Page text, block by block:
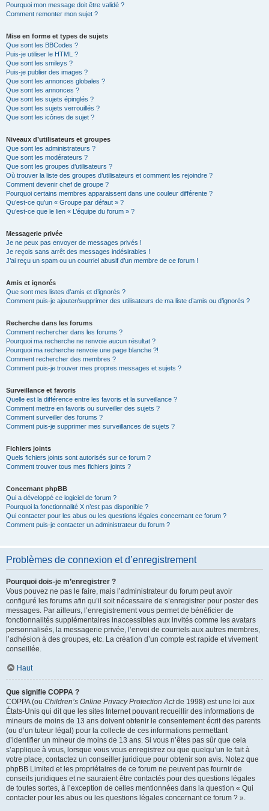
Pourquoi mon message doit être validé ?
Comment remonter mon sujet ?
Mise en forme et types de sujets
Que sont les BBCodes ?
Puis-je utiliser le HTML ?
Que sont les smileys ?
Puis-je publier des images ?
Que sont les annonces globales ?
Que sont les annonces ?
Que sont les sujets épinglés ?
Que sont les sujets verrouillés ?
Que sont les icônes de sujet ?
Niveaux d’utilisateurs et groupes
Que sont les administrateurs ?
Que sont les modérateurs ?
Que sont les groupes d’utilisateurs ?
Où trouver la liste des groupes d’utilisateurs et comment les rejoindre ?
Comment devenir chef de groupe ?
Pourquoi certains membres apparaissent dans une couleur différente ?
Qu’est-ce qu’un « Groupe par défaut » ?
Qu’est-ce que le lien « L’équipe du forum » ?
Messagerie privée
Je ne peux pas envoyer de messages privés !
Je reçois sans arrêt des messages indésirables !
J’ai reçu un spam ou un courriel abusif d’un membre de ce forum !
Amis et ignorés
Que sont mes listes d’amis et d’ignorés ?
Comment puis-je ajouter/supprimer des utilisateurs de ma liste d’amis ou d’ignorés ?
Recherche dans les forums
Comment rechercher dans les forums ?
Pourquoi ma recherche ne renvoie aucun résultat ?
Pourquoi ma recherche renvoie une page blanche ?!
Comment rechercher des membres ?
Comment puis-je trouver mes propres messages et sujets ?
Surveillance et favoris
Quelle est la différence entre les favoris et la surveillance ?
Comment mettre en favoris ou surveiller des sujets ?
Comment surveiller des forums ?
Comment puis-je supprimer mes surveillances de sujets ?
Fichiers joints
Quels fichiers joints sont autorisés sur ce forum ?
Comment trouver tous mes fichiers joints ?
Concernant phpBB
Qui a développé ce logiciel de forum ?
Pourquoi la fonctionnalité X n’est pas disponible ?
Qui contacter pour les abus ou les questions légales concernant ce forum ?
Comment puis-je contacter un administrateur du forum ?
Problèmes de connexion et d’enregistrement
Pourquoi dois-je m’enregistrer ?
Vous pouvez ne pas le faire, mais l’administrateur du forum peut avoir
configuré les forums afin qu’il soit nécessaire de s’enregistrer pour poster des
messages. Par ailleurs, l’enregistrement vous permet de bénéficier de
fonctionnalités supplémentaires inaccessibles aux invités comme les avatars
personnalisés, la messagerie privée, l’envoi de courriels aux autres membres,
l’adhésion à des groupes, etc. La création d’un compte est rapide et vivement
conseillée.
Haut
Que signifie COPPA ?
COPPA (ou Children’s Online Privacy Protection Actde 1998) est une loi aux
États-Unis qui dit que les sites Internet pouvant recueillir des informations de
mineurs de moins de 13 ans doivent obtenir le consentement écrit des parents
(ou d’un tuteur légal) pour la collecte de ces informations permettant
d’identifier un mineur de moins de 13 ans. Si vous n’êtes pas sûr que cela
s’applique à vous, lorsque vous vous enregistrez ou que quelqu’un le fait à
votre place, contactez un conseiller juridique pour obtenir son avis. Notez que
phpBB Limited et les propriétaires de ce forum ne peuvent pas fournir de
conseils juridiques et ne sauraient être contactés pour des questions légales
de toutes sortes, à l’exception de celles mentionnées dans la question « Qui
contacter pour les abus ou les questions légales concernant ce forum ? ».